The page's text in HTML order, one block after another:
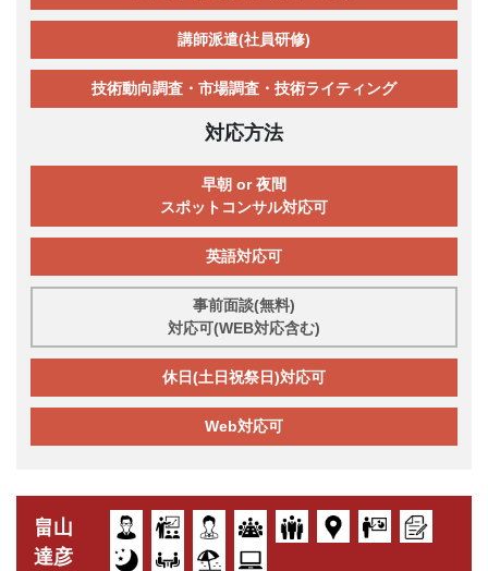
講師派遣(社員研修)
技術動向調査・市場調査・技術ライティング
対応方法
早朝 or 夜間
スポットコンサル対応可
英語対応可
事前面談(無料)
対応可(WEB対応含む)
休日(土日祝祭日)対応可
Web対応可
畠山
達彦